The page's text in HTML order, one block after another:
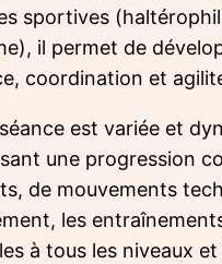
sportives
il permet de
coordination et
est variée et
une progression
de mouvements
les
à tous les niveaux